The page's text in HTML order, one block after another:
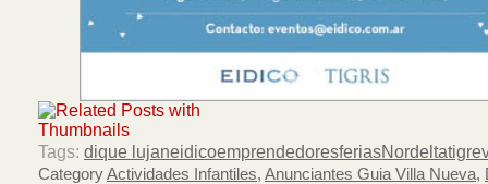
Tags: dique lujaneidicoemprendedoresferiasNordeltatigre
CategoryActividades Infantiles, Anunciantes Guia Villa Nueva,